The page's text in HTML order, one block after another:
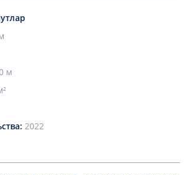
м
2022